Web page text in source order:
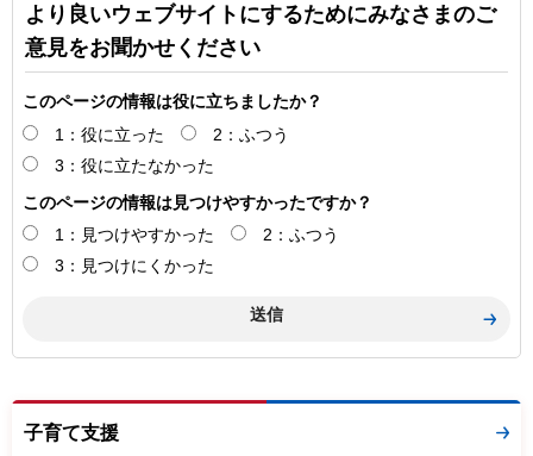
より良いウェブサイトにするためにみなさまのご
意見をお聞かせください
このページの情報は役に立ちましたか？
1：役に立った
2：ふつう
3：役に立たなかった
このページの情報は見つけやすかったですか？
1：見つけやすかった
2：ふつう
3：見つけにくかった
子育て支援